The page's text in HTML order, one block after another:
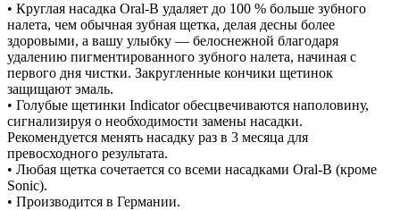
• Круглая насадка Oral-B удаляет до 100 % больше зубного
налета, чем обычная зубная щетка, делая десны более
здоровыми, а вашу улыбку — белоснежной благодаря
удалению пигментированного зубного налета, начиная с
первого дня чистки. Закругленные кончики щетинок
защищают эмаль.
• Голубые щетинки Indicator обесцвечиваются наполовину,
сигнализируя о необходимости замены насадки.
Рекомендуется менять насадку раз в 3 месяца для
превосходного результата.
• Любая щетка сочетается со всеми насадками Oral-B (кроме
Sonic).
• Производится в Германии.